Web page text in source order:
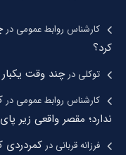
کارشناس روابط عمومیدر
کرد؟
توکلیدرچند وقت
کارشناس روابط عمومیدر
ندارد؛ مقصر واقعی زیر
فرزانه قربانیدر کمردردی